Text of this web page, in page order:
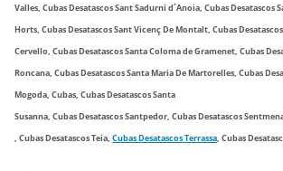
Valles,CubasDesatascosSant Sadurni d´Anoia,CubasDesatascos
Horts,CubasDesatascosSant Vicenç De Montalt,Cubas
Cervello,CubasDesatascosSanta Coloma de Gramenet,Cubas
Roncana,CubasDesatascosSanta Maria De Martorelles,Cubas
Mogoda,Cubas, CubasDesatascosSanta
Susanna,CubasDesatascosSantpedor,CubasDesatascos
,CubasDesatascosTeia,CubasDesatascosTerrassa,Cubas